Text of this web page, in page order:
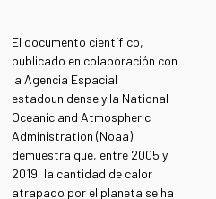
El documento científico,
publicado en colaboración con
la Agencia Espacial
estadounidense y la National
Oceanic and Atmospheric
Administration (Noaa)
demuestra que, entre 2005 y
2019, la cantidad de calor
atrapado por el planeta se ha